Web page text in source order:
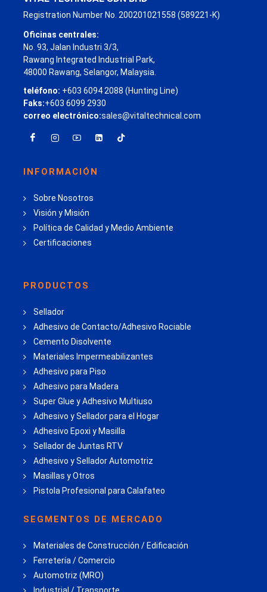
Registration Number No. 200201021558 (589221-K)
Oficinas centrales:
No. 93, Jalan Industri 3/3,
Rawang Integrated Industrial Park,
48000 Rawang, Selangor, Malaysia.
teléfono: +603 6094 2088 (Hunting Line)
Faks:+603 6099 2930
correo electrónico:sales@vitaltechnical.com
INFORMACIÓN
Sobre Nosotros
Visión y Misión
Política de Calidad y Medio Ambiente
Certificaciones
PRODUCTOS
Sellador
Adhesivo de Contacto/Adhesivo Rociable
Cemento Disolvente
Materiales Impermeabilizantes
Adhesivo para Piso
Adhesivo para Madera
Super Glue y Adhesivo Multiuso
Adhesivo y Sellador para el Hogar
Adhesivo Epoxi y Masilla
Sellador de Juntas RTV
Adhesivo y Sellador Automotriz
Masillas y Otros
Pistola Profesional para Calafateo
SEGMENTOS DE MERCADO
Materiales de Construcción / Edificación
Ferretería / Comercio
Automotriz (MRO)
Industrial / Transporte